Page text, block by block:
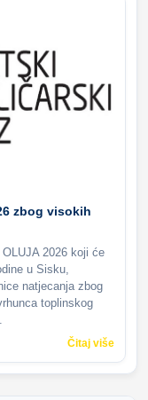
zbog visokih
2026 koji će
u Sisku,
natjecanja zbog
toplinskog
Čitaj više